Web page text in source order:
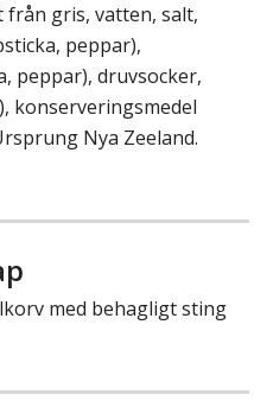
gris, vatten, salt,
peppar),
peppar), druvsocker,
konserveringsmedel
Nya Zeeland.
med behagligt sting